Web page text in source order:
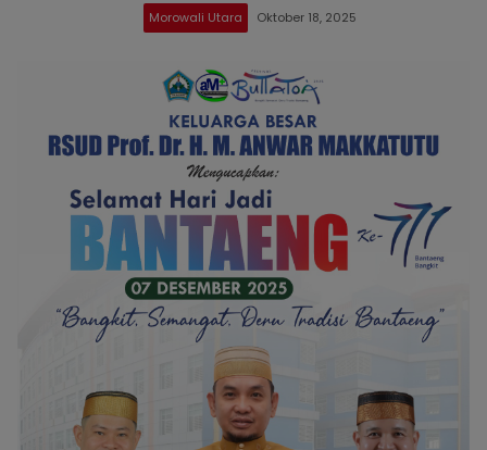
Morowali Utara Oktober 18, 2025